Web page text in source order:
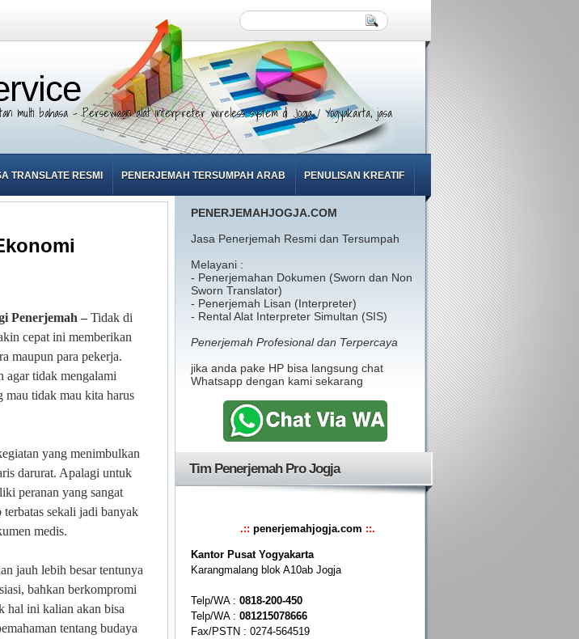
multi bahasa - Persewaan alat interpreter wireless system di Jogja / Yogyakarta, jasa
TRANSLATE RESMI PENERJEMAH TERSUMPAH ARAB PENULISAN KREATIF
Penerjemah – Tidak di
cepat ini memberikan
maupun para pekerja.
agar tidak mengalami
mau tidak mau kita harus
yang menimbulkan
darurat. Apalagi untuk
peranan yang sangat
sekali jadi banyak
medis.
jauh lebih besar tentunya
bahkan berkompromi
hal ini kalian akan bisa
tentang budaya
PENERJEMAHJOGJA.COM
Jasa Penerjemah Resmi dan Tersumpah
Melayani :
- Penerjemahan Dokumen (Sworn dan Non
Sworn Translator)
- Penerjemah Lisan (Interpreter)
- Rental Alat Interpreter Simultan (SIS)
Penerjemah Profesional dan Terpercaya
jika anda pake HP bisa langsung chat
Whatsapp dengan kami sekarang
Tim Penerjemah Pro Jogja
.:: penerjemahjogja.com ::.
Kantor Pusat Yogyakarta
Karangmalang blok A10ab Jogja
Telp/WA : 0818-200-450
Telp/WA : 081215078666
Fax/PSTN : 0274-564519